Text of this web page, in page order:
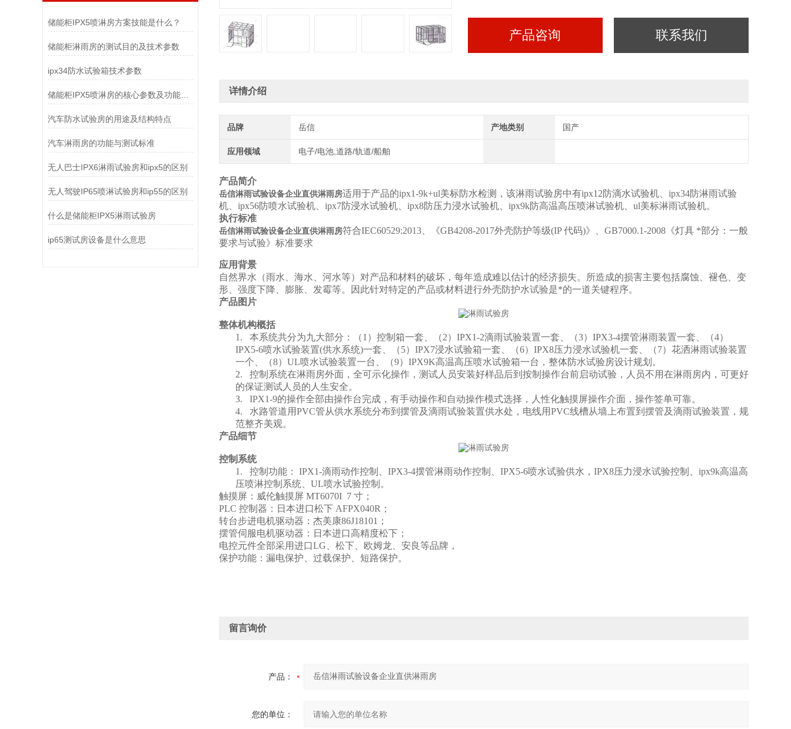
储能柜IPX5喷淋房方案技能是什么？
储能柜淋雨房的测试目的及技术参数
ipx34防水试验箱技术参数
储能柜IPX5喷淋房的核心参数及功能特点
汽车防水试验房的用途及结构特点
汽车淋雨房的功能与测试标准
无人巴士IPX6淋雨试验房和ipx5的区别
无人驾驶IP65喷淋试验房和ip55的区别
什么是储能柜IPX5淋雨试验房
ip65测试房设备是什么意思
产品咨询 联系我们
详情介绍
品牌 岳信 产地类别 国产
应用领域 电子/电池,道路/轨道/船舶
产品简介
岳信淋雨试验设备企业直供淋雨房适用于产品的ipx1-9k+ul美标防水检测，该淋雨试验房中有ipx12防滴水试验机、ipx34防淋雨试验
机、ipx56防喷水试验机、ipx7防浸水试验机、ipx8防压力浸水试验机、ipx9k防高温高压喷淋试验机、ul美标淋雨试验机。
执行标准
岳信淋雨试验设备企业直供淋雨房符合IEC60529:2013、《GB4208-2017外壳防护等级(IP 代码)》、GB7000.1-2008《灯具 *部分：一般
要求与试验》标准要求
应用背景
自然界水（雨水、海水、河水等）对产品和材料的破坏，每年造成难以估计的经济损失。所造成的损害主要包括腐蚀、褪色、变
形、强度下降、膨胀、发霉等。因此针对特定的产品或材料进行外壳防护水试验是*的一道关键程序。
产品图片
整体机构概括
1. 本系统共分为九大部分：（1）控制箱一套、（2）IPX1-2滴雨试验装置一套、（3）IPX3-4摆管淋雨装置一套、（4）
IPX5-6喷水试验装置(供水系统)一套、（5）IPX7浸水试验箱一套、（6）IPX8压力浸水试验机一套、（7）花洒淋雨试验装置
一个、（8）UL喷水试验装置一台、（9）IPX9K高温高压喷水试验箱一台，整体防水试验房设计规划。
2. 控制系统在淋雨房外面，全可示化操作，测试人员安装好样品后到按制操作台前启动试验，人员不用在淋雨房内，可更好
的保证测试人员的人生安全。
3. IPX1-9的操作全部由操作台完成，有手动操作和自动操作模式选择，人性化触摸屏操作介面，操作签单可靠。
4. 水路管道用PVC管从供水系统分布到摆管及滴雨试验装置供水处，电线用PVC线槽从墙上布置到摆管及滴雨试验装置，规
范整齐美观。
产品细节
控制系统
1. 控制功能： IPX1-滴雨动作控制、IPX3-4摆管淋雨动作控制、IPX5-6喷水试验供水，IPX8压力浸水试验控制、ipx9k高温高
压喷淋控制系统、UL喷水试验控制。
触摸屏：威伦触摸屏 MT6070I 7 寸；
PLC 控制器：日本进口松下 AFPX040R；
转台步进电机驱动器：杰美康86J18101；
摆管伺服电机驱动器：日本进口高精度松下；
电控元件全部采用进口LG、松下、欧姆龙、安良等品牌，
保护功能：漏电保护、过载保护、短路保护。
留言询价
产品：
您的单位：